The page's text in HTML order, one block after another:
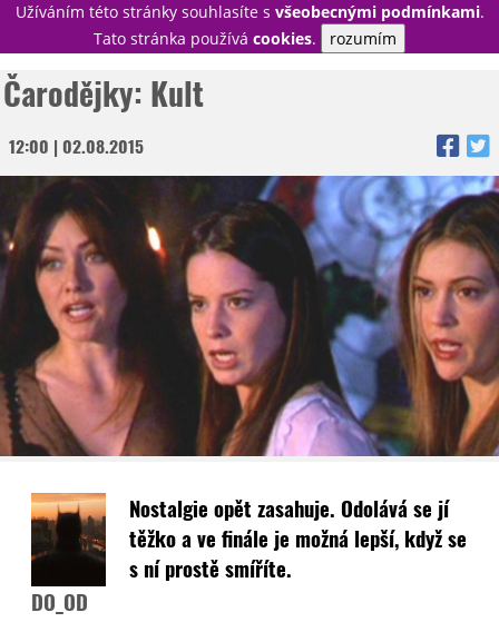
Užíváním této stránky souhlasíte s všeobecnými podmínkami.
Tato stránka používá cookies. rozumím
PŘIHLÁSIT
NOVINKY
TÉMATA
RECENZE
EPIZODY
KULT
TRAILERY
GALERIE
DISKUZE
STATISTIKY
TIRÁŽ
Čarodějky: Kult
12:00 | 02.08.2015
DO_OD
Nostalgie opět zasahuje. Odolává se jí
těžko a ve finále je možná lepší, když se
s ní prostě smíříte.